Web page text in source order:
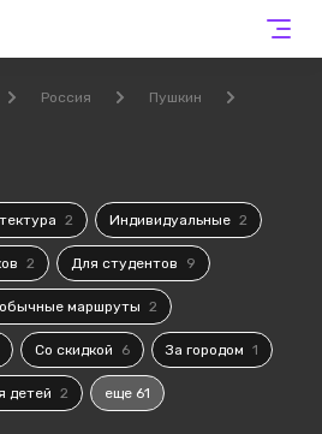
Россия
Пушкин
2 Индивидуальные 2
2 Для студентов 9
маршруты 2
Со скидкой 6 За городом 1
детей 2 еще 61